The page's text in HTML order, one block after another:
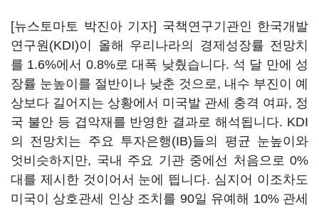
[뉴스토마토 박진아 기자] 국책연구기관인 한국개발
연구원(KDI)이 올해 우리나라의 경제성장률 전망치
를 1.6%에서 0.8%로 대폭 낮췄습니다. 석 달 만에 성
장률 눈높이를 절반이나 낮춘 것으로, 내수 부진이 예
상보다 길어지는 상황에서 미국발 관세 충격 여파, 정
국 불안 등 겹악재를 반영한 결과로 해석됩니다. KDI
의 전망치는 주요 투자은행(IB)들의 평균 눈높이와
엇비슷하지만, 국내 주요 기관 중에선 처음으로 0%
대를 제시한 것이어서 눈에 띕니다. 심지어 이조차도
미국이 상호관세 인상 조치를 90일 유예해 10% 관세